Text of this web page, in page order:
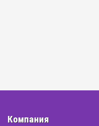
Компания